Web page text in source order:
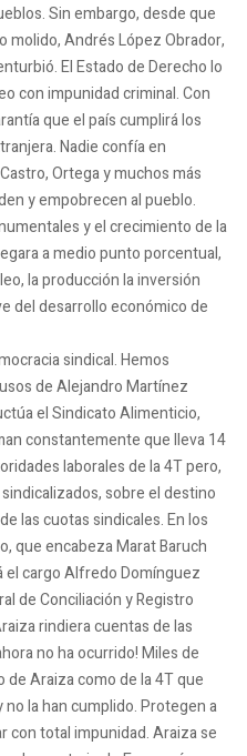
Sin embargo, desde que
molido, Andrés López Obrador,
El Estado de Derecho lo
con impunidad criminal. Con
que el país cumplirá los
Nadie confía en
Ortega y muchos más
y empobrecen al pueblo.
y el crecimiento de la
a medio punto porcentual,
la producción la inversión
del desarrollo económico de
sindical. Hemos
de Alejandro Martínez
el Sindicato Alimenticio,
constantemente que lleva 14
laborales de la 4T pero,
sobre el destino
las cuotas sindicales. En los
que encabeza Marat Baruch
el cargo Alfredo Domínguez
de Conciliación y Registro
rindiera cuentas de las
no ha ocurrido! Miles de
Araiza como de la 4T que
la han cumplido. Protegen a
con total impunidad. Araiza se